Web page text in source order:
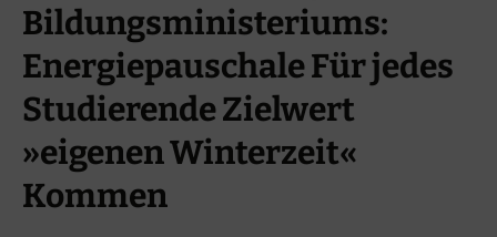
Bildungsministeriums:
Energiepauschale Für jedes
Studierende Zielwert
»eigenen Winterzeit«
Kommen